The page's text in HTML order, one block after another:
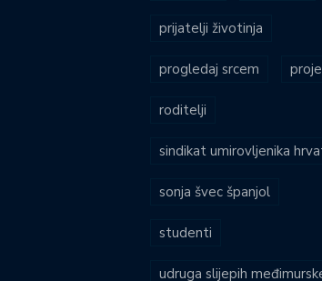
prijatelji životinja
progledaj srcem
roditelji
sindikat umirovljenika
sonja švec španjol
studenti
udruga slijepih